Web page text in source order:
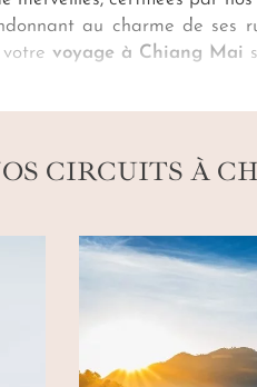
au charme de ses
voyage à Chiang Mai
invite à méditer.
CIRCUITS À